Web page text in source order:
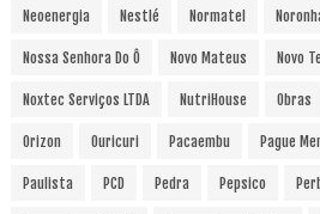
Neoenergia Nestlé Normatel
Nossa Senhora Do Ô Novo Mateus Novo
Noxtec Serviços LTDA NutriHouse Obras
Orizon Ouricuri Pacaembu Pague
Paulista PCD Pedra Pepsico